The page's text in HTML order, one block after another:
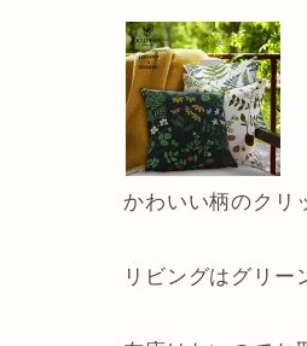
かわいい柄のクリ
リビングはグリー